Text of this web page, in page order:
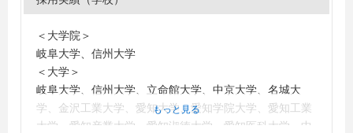
＜大学院＞
岐阜大学、信州大学
＜大学＞
岐阜大学、信州大学、立命館大学、中京大学、名城大
学、金沢工業大学、愛知大学、愛知学院大学、愛知工業
大学、愛知産業大学、愛知淑徳大学、愛知医科大学、中
もっと見る